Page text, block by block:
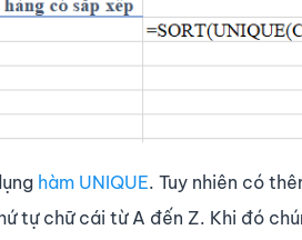
hàm UNIQUE. Tuy nhiên có
tự chữ cái từ A đến Z. Khi đó